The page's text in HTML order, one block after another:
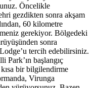
Öncelikle
gezdikten sonra akşam
60 kilometre
gerekiyor. Bölgedeki
sonra
tercih edebilirsiniz.
başlangıç
bir bilgilendirme
Virunga